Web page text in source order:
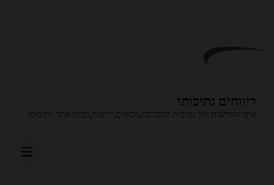
דיווחים נתיבותי
אתר החדשות של נתיבות והסביבה,מבזקים,ידיעות,מבית אתר נתיבותי